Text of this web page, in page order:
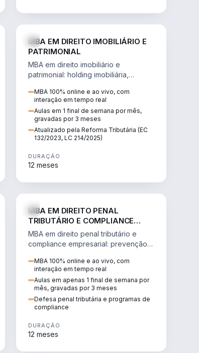
MBA EM DIREITO IMOBILIÁRIO E
PATRIMONIAL
MBA em direito imobiliário e
patrimonial: holding imobiliária,
contratos e impactos da Reforma
Tributária.
MBA 100% online e ao vivo, com
interação em tempo real
Aulas em 1 final de semana por mês,
gravadas por 3 meses
Atualizado pela Reforma Tributária (EC
132/2023, LC 214/2025)
DURAÇÃO
12 meses
MBA EM DIREITO PENAL
TRIBUTÁRIO E COMPLIANCE
EMPRESARIAL
MBA em direito penal tributário e
compliance empresarial: prevenção à
tributários e auditoria.
MBA 100% online e ao vivo, com
interação em tempo real
Aulas em apenas 1 final de semana por
mês, gravadas por 3 meses
Defesa penal tributária e programas de
compliance
DURAÇÃO
12 meses